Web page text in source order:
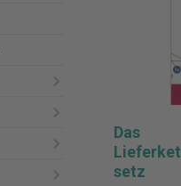
Mann,
Formulare Münchener Vertragshandbuch
Bd. 2:
Rieder/
BeckOF
Vertrag |
Das
setz